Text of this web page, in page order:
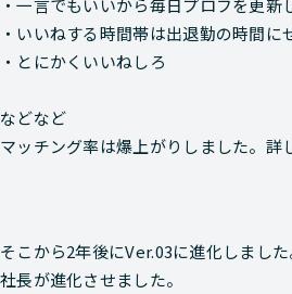
・一言でもいいから毎日プロフを更新
・いいねする時間帯は出退勤の時間に
・とにかくいいねしろ
などなど
マッチング率は爆上がりしました。詳
そこから2年後にVer.03に進化しました
社長が進化させました。